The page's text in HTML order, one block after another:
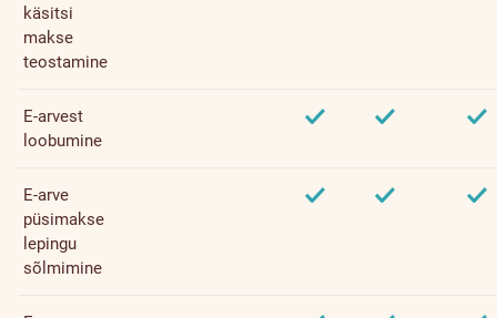
käsitsi
makse
teostamine
E-arvest
loobumine
E-arve
püsimakse
lepingu
sõlmimine